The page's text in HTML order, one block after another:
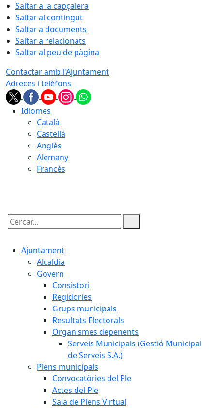
Saltar a la capçalera
Saltar al contingut
Saltar a documents
Saltar a relacionats
Saltar al peu de pàgina
Contactar amb l'Ajuntament
Adreces i telèfons
Idiomes
Català
Castellà
Anglès
Alemany
Francès
Cercar:
Ajuntament
Alcaldia
Govern
Consistori
Regidories
Grups municipals
Resultats Electorals
Organismes depenents
Serveis Municipals (Gestió Municipal
de Serveis S.A.)
Plens municipals
Convocatòries del Ple
Actes del Ple
Sala de Plens Virtual